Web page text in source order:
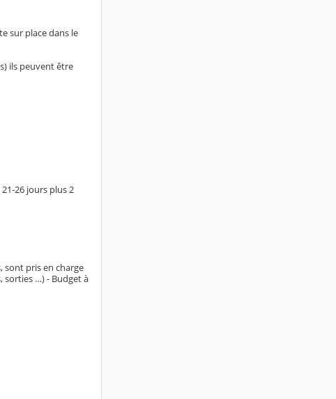
sur place dans le
ils peuvent être
26 jours plus 2
sont pris en charge
sorties …) - Budget à